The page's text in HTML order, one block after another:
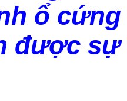
ổ
được